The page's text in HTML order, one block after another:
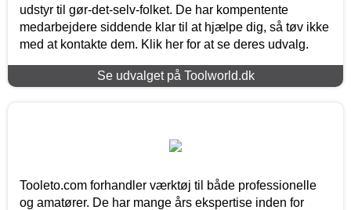
udstyr til gør-det-selv-folket. De har kompentente
medarbejdere siddende klar til at hjælpe dig, så tøv ikke
med at kontakte dem. Klik her for at se deres udvalg.
Se udvalget på Toolworld.dk
Tooleto.com forhandler værktøj til både professionelle
og amatører. De har mange års ekspertise inden for